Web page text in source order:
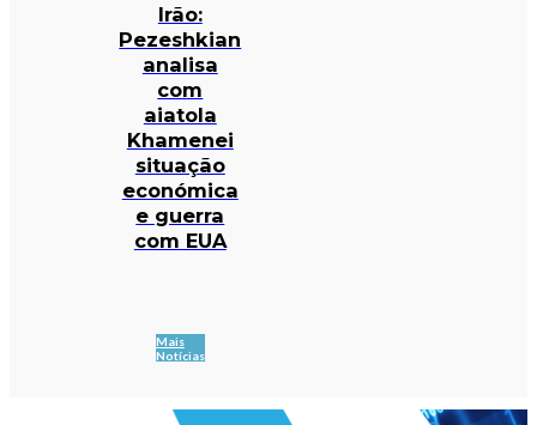
Irão:
Pezeshkian
analisa
com
aiatola
Khamenei
situação
económica
e guerra
com EUA
Mais
Notícias